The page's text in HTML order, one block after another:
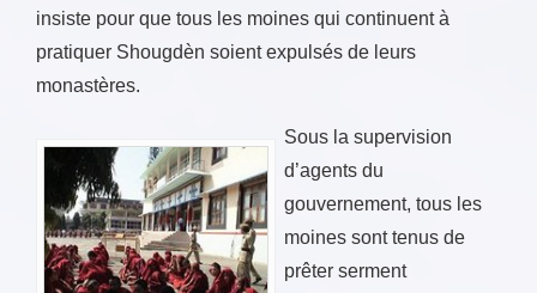
insiste pour que tous les moines qui continuent à
pratiquer Shougdèn soient expulsés de leurs
monastères.
Sous la supervision
d’agents du
gouvernement, tous les
moines sont tenus de
prêter serment